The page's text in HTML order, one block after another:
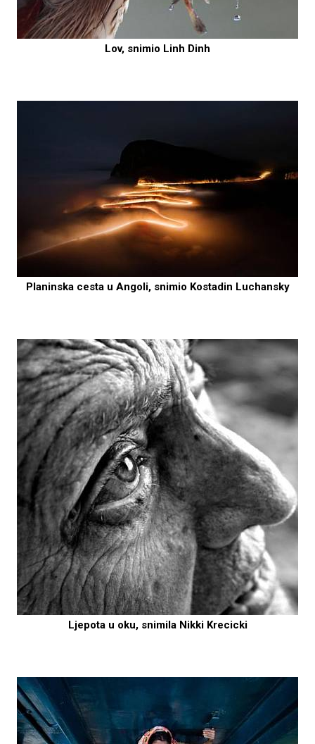
Lov, snimio Linh Dinh
Planinska cesta u Angoli, snimio Kostadin Luchansky
Ljepota u oku, snimila Nikki Krecicki